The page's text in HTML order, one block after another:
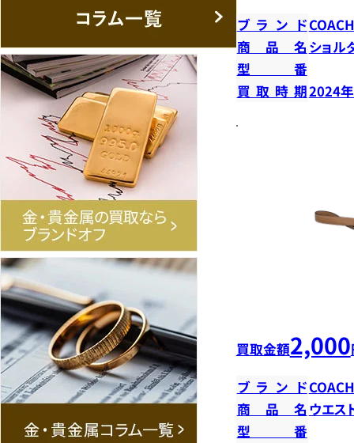
ブランドCOACH
商品名 ショル
型番
買取時期2024
買取金額2,000
ブランドCOACH
商品名 ウエス
型番